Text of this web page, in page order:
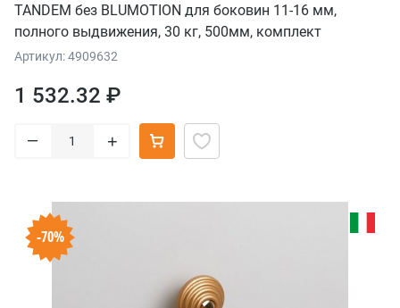
TANDEM без BLUMOTION для боковин 11-16 мм,
полного выдвижения, 30 кг, 500мм, комплект
Артикул: 4909632
1 532.32 ₽
– +
-70%